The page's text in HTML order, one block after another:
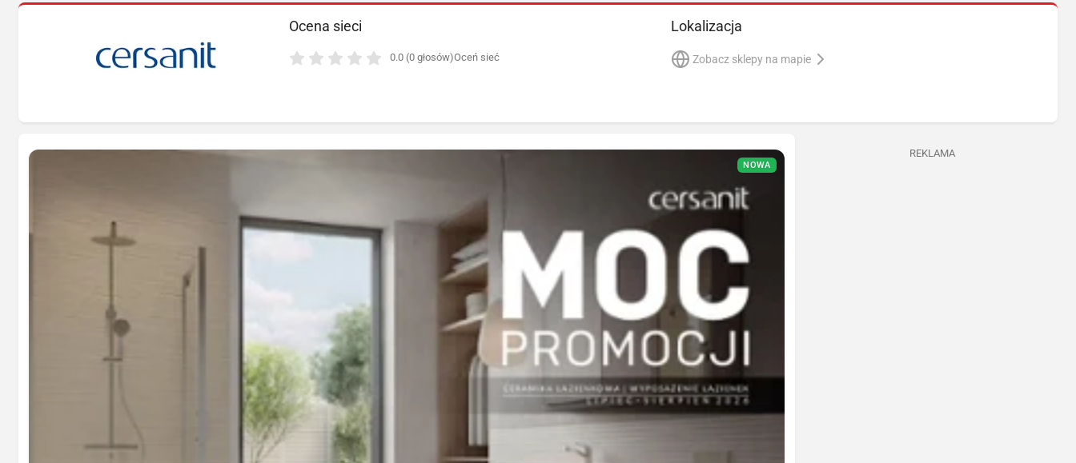
Ocena sieci
0.0 (0 głosów)Oceń sieć
Lokalizacja
Zobacz sklepy na mapie
NOWA
REKLAMA